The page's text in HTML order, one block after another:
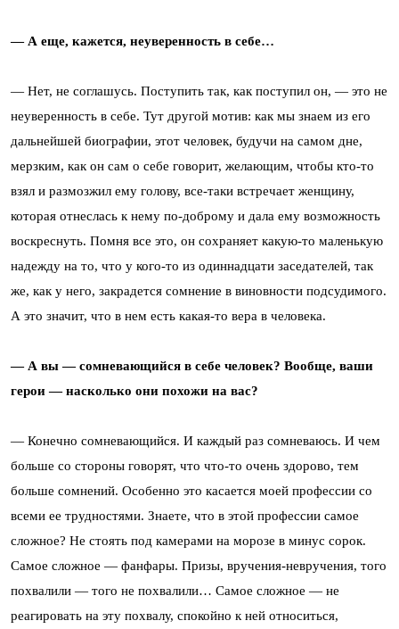
— А еще, кажется, неуверенность в себе…
— Нет, не соглашусь. Поступить так, как поступил он, — это не
неуверенность в себе. Тут другой мотив: как мы знаем из его
дальнейшей биографии, этот человек, будучи на самом дне,
мерзким, как он сам о себе говорит, желающим, чтобы кто-то
взял и размозжил ему голову, все-таки встречает женщину,
которая отнеслась к нему по-доброму и дала ему возможность
воскреснуть. Помня все это, он сохраняет какую-то маленькую
надежду на то, что у кого-то из одиннадцати заседателей, так
же, как у него, закрадется сомнение в виновности подсудимого.
А это значит, что в нем есть какая-то вера в человека.
— А вы — сомневающийся в себе человек? Вообще, ваши
герои — насколько они похожи на вас?
— Конечно сомневающийся. И каждый раз сомневаюсь. И чем
больше со стороны говорят, что что-то очень здорово, тем
больше сомнений. Особенно это касается моей профессии со
всеми ее трудностями. Знаете, что в этой профессии самое
сложное? Не стоять под камерами на морозе в минус сорок.
Самое сложное — фанфары. Призы, вручения-невручения, того
похвалили — того не похвалили… Самое сложное — не
реагировать на эту похвалу, спокойно к ней относиться,